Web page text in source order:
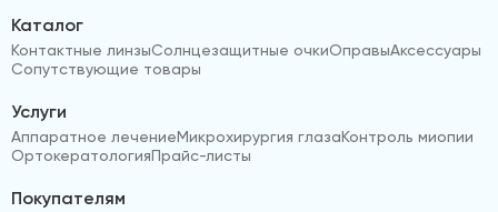
Каталог
Контактные линзыСолнцезащитные очкиОправыАксессуары
Сопутствующие товары
Услуги
Аппаратное лечениеМикрохирургия глазаКонтроль миопии
ОртокератологияПрайс-листы
Покупателям